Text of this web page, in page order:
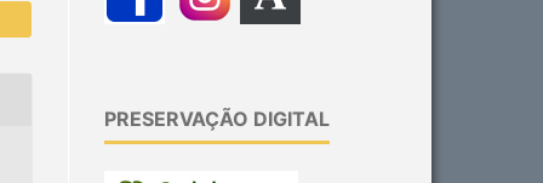
PRESERVAÇÃO DIGITAL